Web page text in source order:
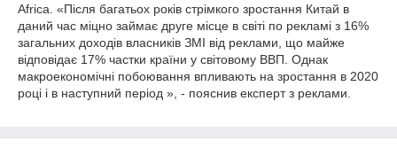
Africa. «Після багатьох років стрімкого зростання Китай в
даний час міцно займає друге місце в світі по рекламі з 16%
загальних доходів власників ЗМІ від реклами, що майже
відповідає 17% частки країни у світовому ВВП. Однак
макроекономічні побоювання впливають на зростання в 2020
році і в наступний період », - пояснив експерт з реклами.